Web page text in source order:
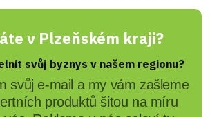
v Plzeňském kraji?
svůj byznys v našem regionu?
svůj e-mail a my vám zašleme
produktů šitou na míru